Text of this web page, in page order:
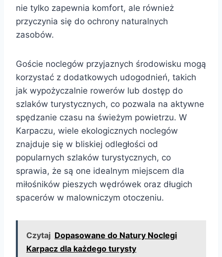
nie tylko zapewnia komfort, ale również
przyczynia się do ochrony naturalnych
zasobów.
Goście noclegów przyjaznych środowisku mogą
korzystać z dodatkowych udogodnień, takich
jak wypożyczalnie rowerów lub dostęp do
szlaków turystycznych, co pozwala na aktywne
spędzanie czasu na świeżym powietrzu. W
Karpaczu, wiele ekologicznych noclegów
znajduje się w bliskiej odległości od
popularnych szlaków turystycznych, co
sprawia, że są one idealnym miejscem dla
miłośników pieszych wędrówek oraz długich
spacerów w malowniczym otoczeniu.
Czytaj Dopasowane do Natury Noclegi
Karpacz dla każdego turysty